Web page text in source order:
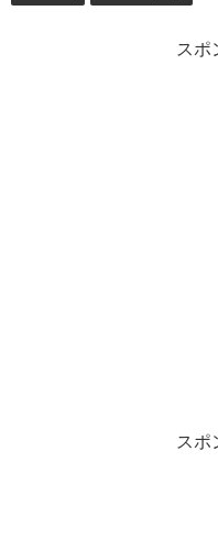
スポ
スポ